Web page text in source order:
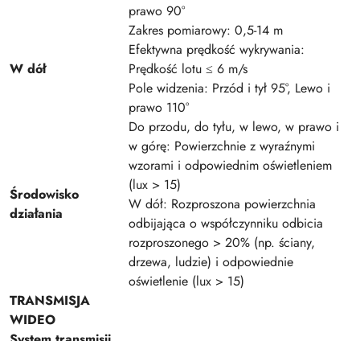
prawo 90°
W dół
Zakres pomiarowy: 0,5-14 m
Efektywna prędkość wykrywania:
Prędkość lotu ≤ 6 m/s
Pole widzenia: Przód i tył 95°, Lewo i
prawo 110°
Środowisko
działania
Do przodu, do tyłu, w lewo, w prawo i
w górę: Powierzchnie z wyraźnymi
wzorami i odpowiednim oświetleniem
(lux > 15)
W dół: Rozproszona powierzchnia
odbijająca o współczynniku odbicia
rozproszonego > 20% (np. ściany,
drzewa, ludzie) i odpowiednie
oświetlenie (lux > 15)
TRANSMISJA
WIDEO